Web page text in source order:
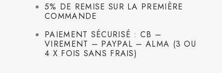
5% DE REMISE SUR LA PREMIÈRE
COMMANDE
PAIEMENT SÉCURISÉ : CB –
VIREMENT – PAYPAL – ALMA (3 OU
4 X FOIS SANS FRAIS)